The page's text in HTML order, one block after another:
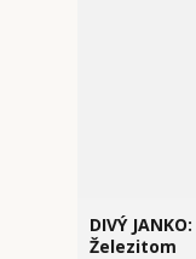
DIVÝ
Železitom